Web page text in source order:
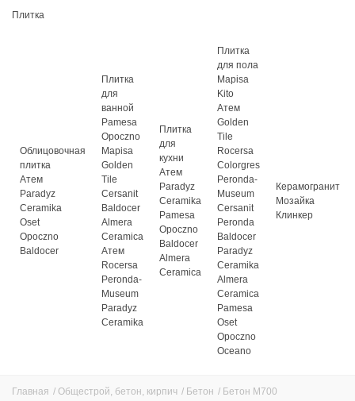
Плитка
Облицовочная
плитка
Атем
Paradyz
Ceramika
Oset
Opoczno
Baldocer
Плитка
для
ванной
Pamesa
Opoczno
Mapisa
Golden
Tile
Cersanit
Baldocer
Almera
Ceramica
Атем
Rocersa
Peronda-
Museum
Paradyz
Ceramika
Плитка
для
кухни
Атем
Paradyz
Ceramika
Pamesa
Opoczno
Baldocer
Almera
Ceramica
Плитка
для пола
Mapisa
Kito
Атем
Golden
Tile
Rocersa
Colorgres
Peronda-
Museum
Cersanit
Peronda
Baldocer
Paradyz
Ceramika
Almera
Ceramica
Pamesa
Oset
Opoczno
Oceano
Керамогранит
Мозайка
Клинкер
Главная / Общестрой, бетон, кирпич / Бетон / Бетон М700